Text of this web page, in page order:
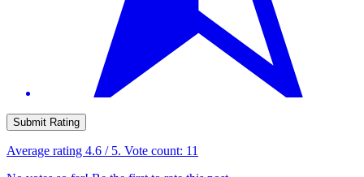
Submit Rating
Average rating 4.6 / 5. Vote count: 11